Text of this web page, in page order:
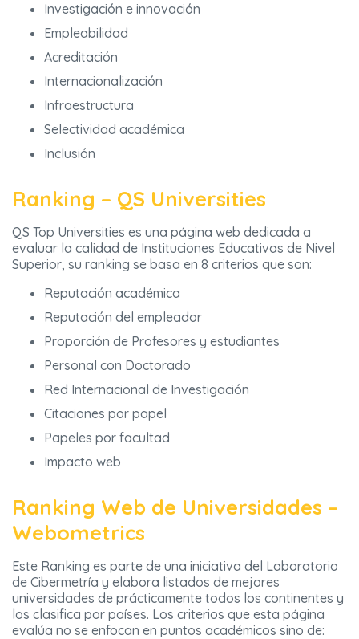
Investigación e innovación
Empleabilidad
Acreditación
Internacionalización
Infraestructura
Selectividad académica
Inclusión
Ranking – QS Universities
QS Top Universities es una página web dedicada a
evaluar la calidad de Instituciones Educativas de Nivel
Superior, su ranking se basa en 8 criterios que son:
Reputación académica
Reputación del empleador
Proporción de Profesores y estudiantes
Personal con Doctorado
Red Internacional de Investigación
Citaciones por papel
Papeles por facultad
Impacto web
Ranking Web de Universidades –
Webometrics
Este Ranking es parte de una iniciativa del Laboratorio
de Cibermetría y elabora listados de mejores
universidades de prácticamente todos los continentes y
los clasifica por países. Los criterios que esta página
evalúa no se enfocan en puntos académicos sino de: